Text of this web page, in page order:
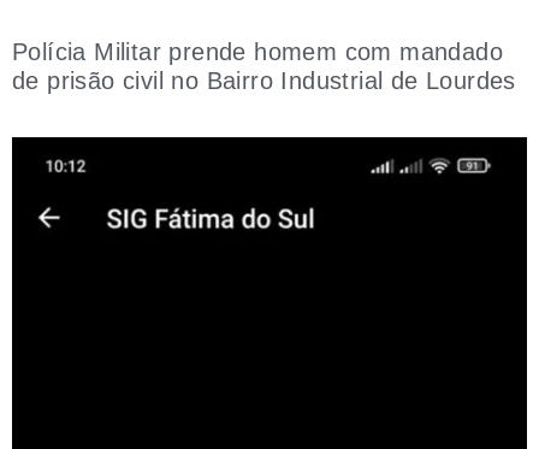
Polícia Militar prende homem com mandado
de prisão civil no Bairro Industrial de Lourdes